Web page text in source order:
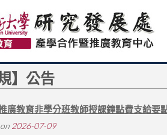
】公告
廣教育非學分班教師授課鐘點費支給要
2026-07-09